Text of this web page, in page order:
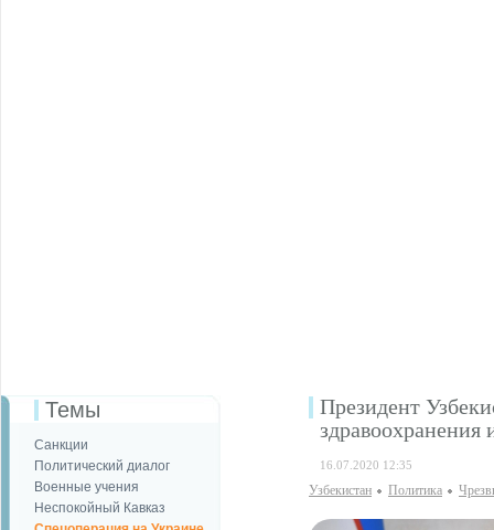
Темы
Санкции
Политический диалог
Военные учения
Неспокойный Кавказ
Президент
здравоохранения
16.07.2020 12:35
Узбекистан Политика